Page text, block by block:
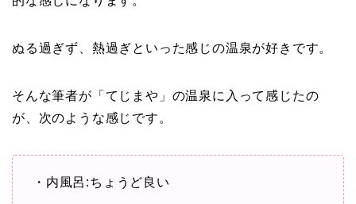
ぬる過ぎず、熱過ぎといった感じの温泉が好きです。
そんな筆者が「てじまや」の温泉に入って感じたの
が、次のような感じです。
・内風呂:ちょうど良い